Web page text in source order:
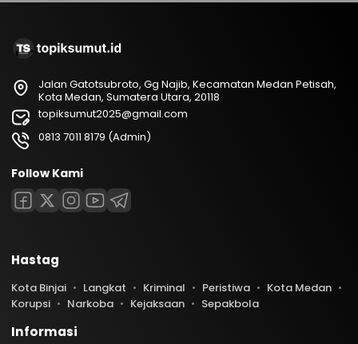
Jalan Gatotsubroto, Gg Najib, Kecamatan Medan Petisah,
Kota Medan, Sumatera Utara, 20118
topiksumut2025@gmail.com
0813 7011 8179 (Admin)
Follow Kami
Hastag
Kota Binjai Langkat Kriminal Peristiwa
Kota Medan
Korupsi
Narkoba Kejaksaan Sepakbola
Informasi